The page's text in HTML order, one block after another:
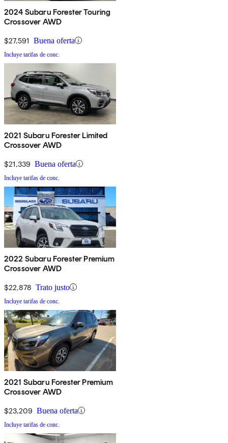
2024 Subaru Forester Touring
Crossover AWD
$27,591 Buena oferta
Incluye tarifas de conc.
2021 Subaru Forester Limited
Crossover AWD
$21,339 Buena oferta
Incluye tarifas de conc.
2022 Subaru Forester Premium
Crossover AWD
$22,878 Trato justo
Incluye tarifas de conc.
2021 Subaru Forester Premium
Crossover AWD
$23,209 Buena oferta
Incluye tarifas de conc.